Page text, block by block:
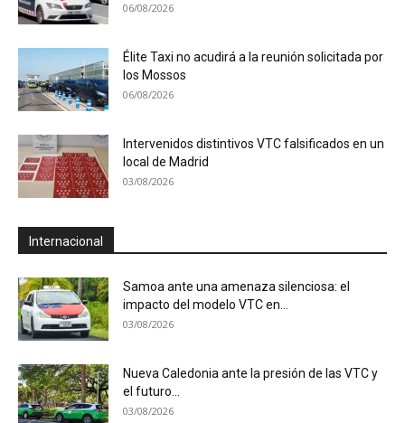
06/08/2026
Élite Taxi no acudirá a la reunión solicitada por
los Mossos
06/08/2026
Intervenidos distintivos VTC falsificados en un
local de Madrid
03/08/2026
Internacional
Samoa ante una amenaza silenciosa: el
impacto del modelo VTC en...
03/08/2026
Nueva Caledonia ante la presión de las VTC y
el futuro...
03/08/2026